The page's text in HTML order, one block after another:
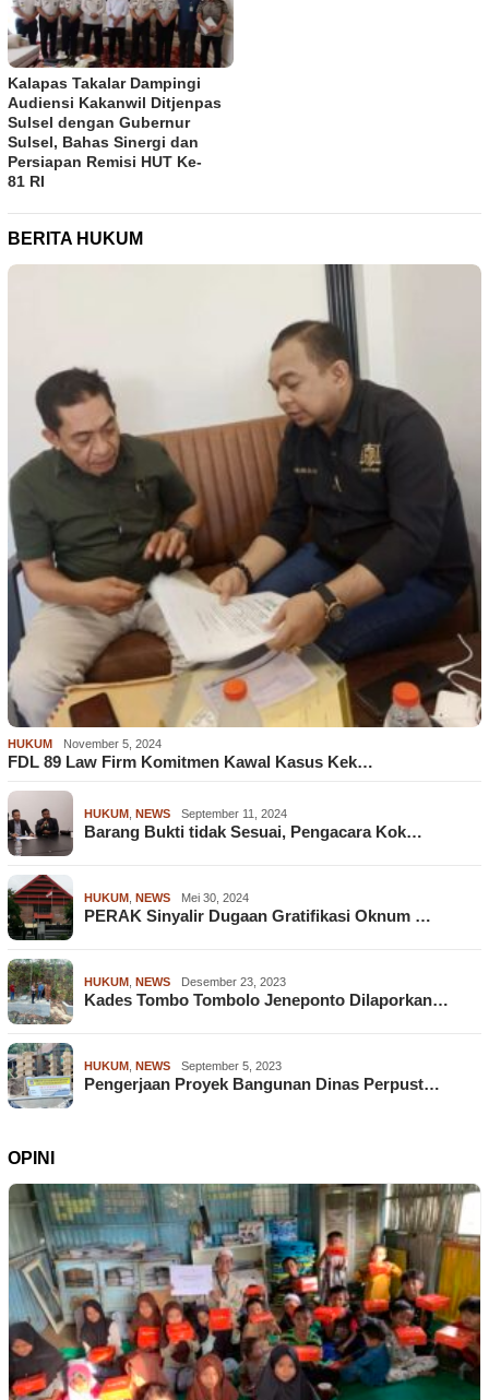
Kalapas Takalar Dampingi
Audiensi Kakanwil Ditjenpas
Sulsel dengan Gubernur
Sulsel, Bahas Sinergi dan
Persiapan Remisi HUT Ke-
81 RI
BERITA HUKUM
HUKUM November 5, 2024
FDL 89 Law Firm Komitmen Kawal Kasus Kek…
HUKUM NEWS September 11, 2024
Barang Bukti tidak Sesuai, Pengacara Kok…
HUKUM NEWS Mei 30, 2024
PERAK Sinyalir Dugaan Gratifikasi Oknum …
HUKUM NEWS Desember 23, 2023
Kades Tombo Tombolo Jeneponto Dilaporkan…
HUKUM NEWS September 5, 2023
Pengerjaan Proyek Bangunan Dinas Perpust…
OPINI